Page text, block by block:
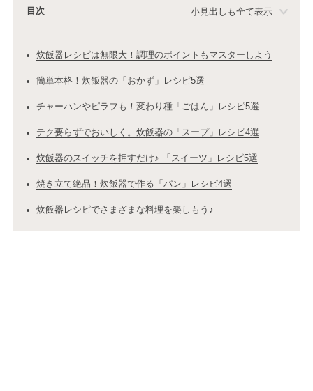
目次 小見出しも全て表示
炊飯器レシピは無限大！調理のポイントもマスターしよう
簡単本格！炊飯器の「おかず」レシピ5選
チャーハンやピラフも！変わり種「ごはん」レシピ5選
テク要らずでおいしく。炊飯器の「スープ」レシピ4選
炊飯器のスイッチを押すだけ♪ 「スイーツ」レシピ5選
焼き立て絶品！炊飯器で作る「パン」レシピ4選
炊飯器レシピでさまざまな料理を楽しもう♪